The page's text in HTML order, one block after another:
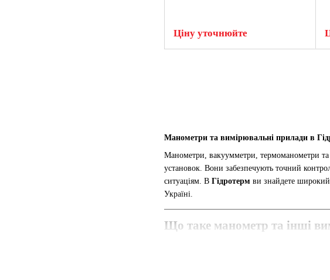
Манометри та вимірювальні прилади в
Манометри, вакуумметри, термоманометри та
установок. Вони забезпечують точний
ситуаціям. В Гідротерм ви знайдете
Україні.
Що таке манометр та інші
Ціну уточнюйте